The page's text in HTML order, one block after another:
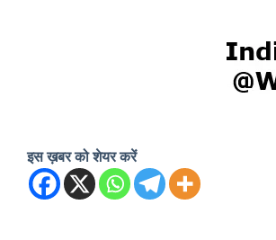
इस ख़बर को शेयर करें